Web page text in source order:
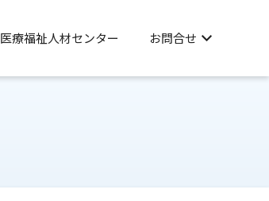
医療福祉人材センター お問合せ